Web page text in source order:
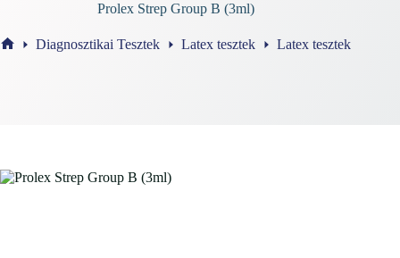
Prolex Strep Group B (3ml)
Diagnosztikai Tesztek Latex tesztek Latex tesztek